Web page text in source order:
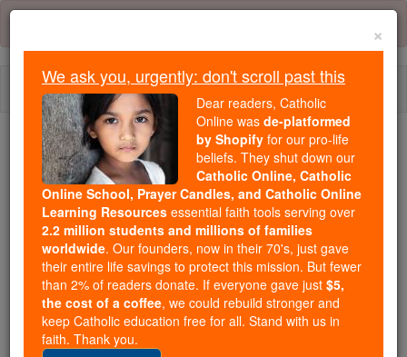
Skip
content
Trending:
Daily Reading for Thursday, October ...
Today's Reading The Mysteries of the Rosary
Luc - Chapitre 10
Luc ⌄ Chapter 10 ⌄
×
We ask you, urgently: don't scroll past this
Dear readers, Catholic
Online was de-platformed
by Shopify for our pro-life
beliefs. They shut down our
Catholic Online, Catholic
Online School, Prayer Candles, and Catholic Online
Learning Resources essential faith tools serving over
2.2 million students and millions of families
worldwide. Our founders, now in their 70's, just gave
their entire life savings to protect this mission. But fewer
than 2% of readers donate. If everyone gave just $5,
the cost of a coffee, we could rebuild stronger and
keep Catholic education free for all. Stand with us in
faith. Thank you.